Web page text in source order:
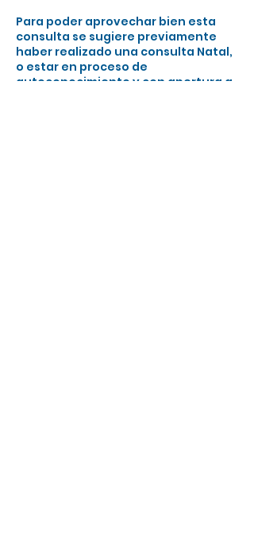
Para poder aprovechar bien esta
consulta se sugiere previamente
haber realizado una consulta Natal,
o estar en proceso de
autoconocimiento y con apertura a